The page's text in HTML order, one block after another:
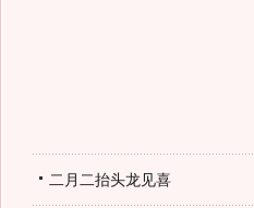
二月二抬头龙见喜